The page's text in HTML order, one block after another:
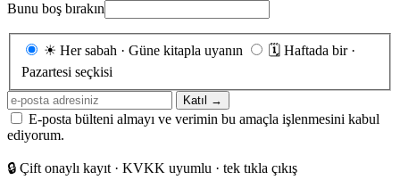
Bunu boş bırakın
Gönderim
☀ Her sabah · Güne kitapla uyanın 🗓 Haftada bir ·
Pazartesi seçkisi
E-
posta
adresiniz
Katıl →
E-posta bülteni almayı ve verimin bu amaçla işlenmesini kabul
ediyorum.
🔒 Çift onaylı kayıt · KVKK uyumlu · tek tıkla çıkış